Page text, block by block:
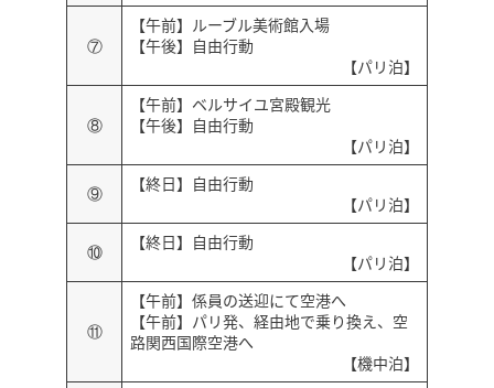
⑦
【午前】ルーブル美術館入場
【午後】自由行動
【パリ泊】
⑧
【午前】ベルサイユ宮殿観光
【午後】自由行動
【パリ泊】
⑨
【終日】自由行動
【パリ泊】
⑩
【終日】自由行動
【パリ泊】
⑪
【午前】係員の送迎にて空港へ
【午前】パリ発、経由地で乗り換え、空
路関西国際空港へ
【機中泊】